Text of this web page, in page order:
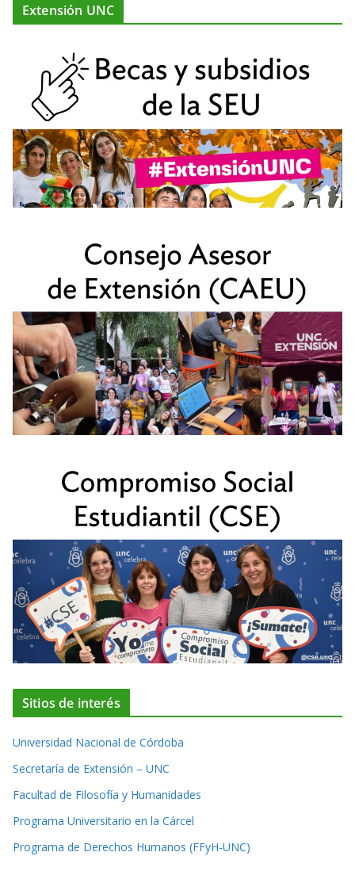
Extensión UNC
Sitios de interés
Universidad Nacional de Córdoba
Secretaría de Extensión – UNC
Facultad de Filosofía y Humanidades
Programa Universitario en la Cárcel
Programa de Derechos Humanos (FFyH-UNC)